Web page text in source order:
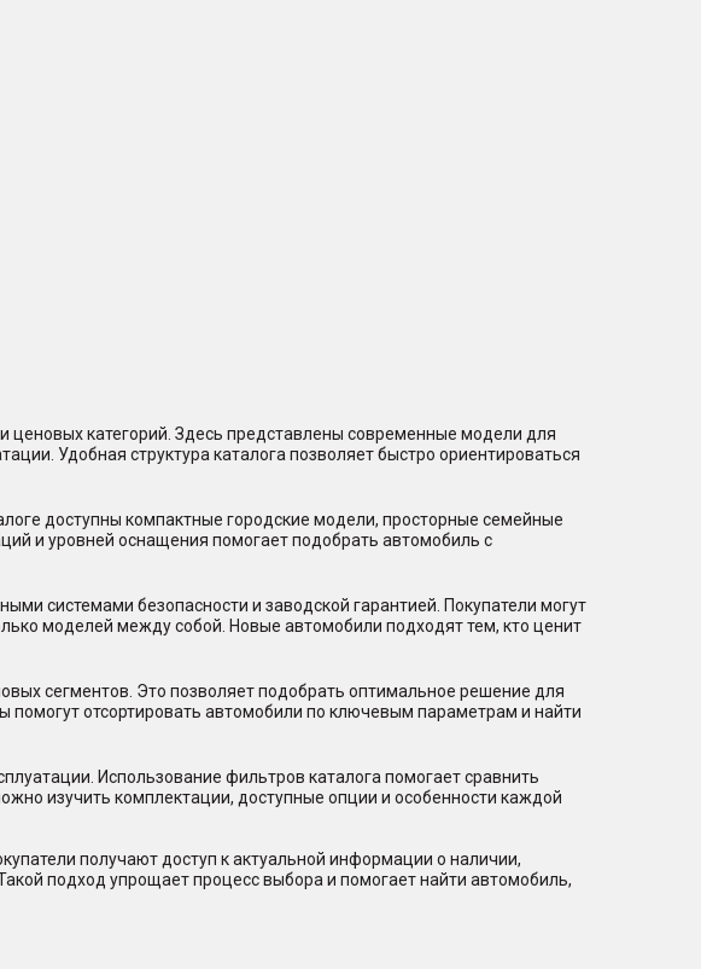
ценовых категорий. Здесь представлены современные модели для
Удобная структура каталога позволяет быстро ориентироваться
доступны компактные городские модели, просторные семейные
и уровней оснащения помогает подобрать автомобиль с
системами безопасности и заводской гарантией. Покупатели могут
моделей между собой. Новые автомобили подходят тем, кто ценит
сегментов. Это позволяет подобрать оптимальное решение для
отсортировать автомобили по ключевым параметрам и найти
Использование фильтров каталога помогает сравнить
изучить комплектации, доступные опции и особенности каждой
получают доступ к актуальной информации о наличии,
подход упрощает процесс выбора и помогает найти автомобиль,